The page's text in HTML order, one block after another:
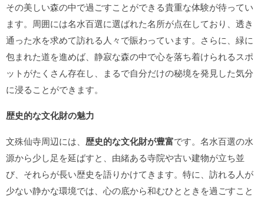
その美しい森の中で過ごすことができる貴重な体験が待ってい
ます。周囲には名水百選に選ばれた名所が点在しており、透き
通った水を求めて訪れる人々で賑わっています。さらに、緑に
包まれた道を進めば、静寂な森の中で心を落ち着けられるスポ
ットがたくさん存在し、まるで自分だけの秘境を発見した気分
に浸ることができます。
歴史的な文化財の魅力
文殊仙寺周辺には、 歴史的な文化財が豊富です。名水百選の水
源から少し足を延ばすと、由緒ある寺院や古い建物が立ち並
び、それらが長い歴史を語りかけてきます。特に、訪れる人が
少ない静かな環境では、心の底から和むひとときを過ごすこと